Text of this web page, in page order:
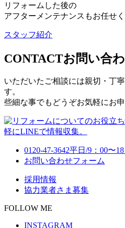
リフォームした後の
アフターメンテナンスもお任せく
スタッフ紹介
CONTACTお問い合
いただいたご相談には親切・丁
す。
些細な事でもどうぞお気軽にお
0120-47-3642平日/9：00〜
お問い合わせフォーム
採用情報
協力業者さま募集
FOLLOW ME
INSTAGRAM